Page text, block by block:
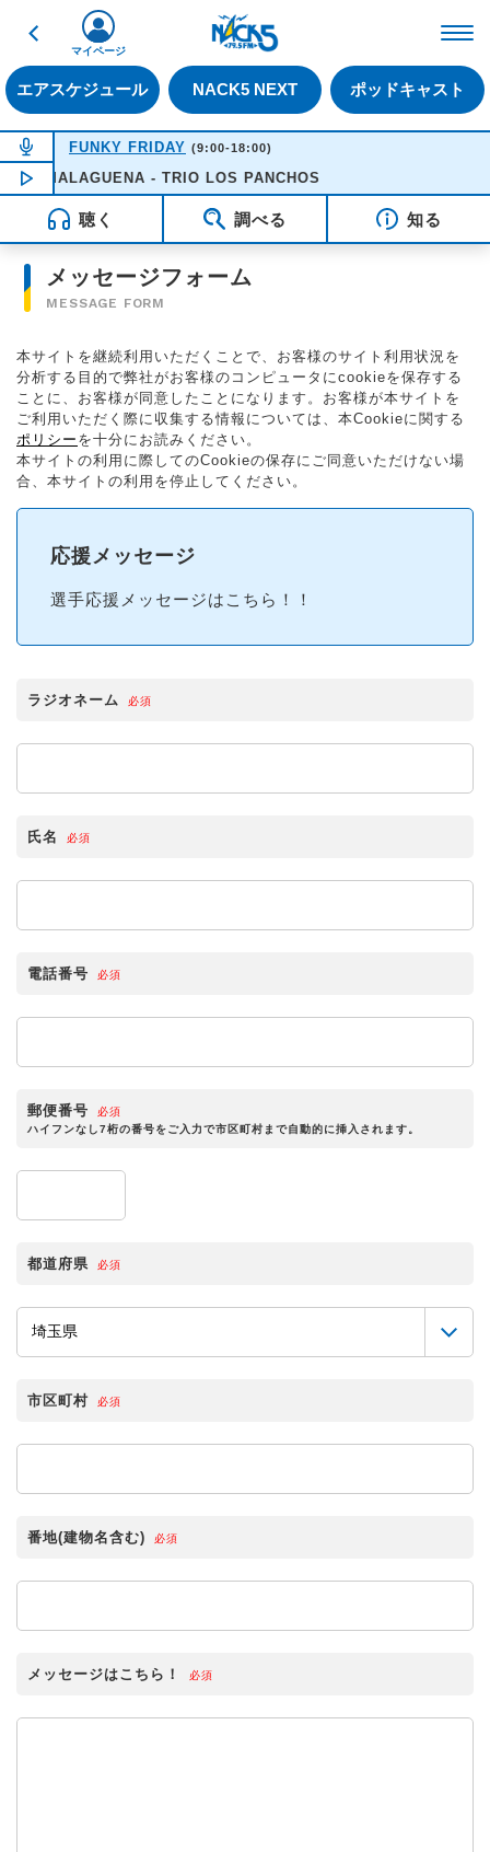
戻る
エアスケジュール NACK5 NEXT ポッドキャスト
マイページ
NOW ON AIR
FUNKY FRIDAY (9:00-18:00)
NOW PLAYING11:25
LA MALAGUENA - TRIO LOS PANCHOS
聴く 調べる 知る
メッセージフォーム
MESSAGE FORM
本サイトを継続利用いただくことで、お客様のサイト利用状況を
分析する目的で弊社がお客様のコンピュータにcookieを保存する
ことに、お客様が同意したことになります。お客様が本サイトを
ご利用いただく際に収集する情報については、本Cookieに関する
ポリシー を十分にお読みください。
本サイトの利用に際してのCookieの保存にご同意いただけない場
合、本サイトの利用を停止してください。
応援メッセージ
選手応援メッセージはこちら！！
ラジオネーム 必須
氏名 必須
電話番号 必須
郵便番号
必須
ハイフンなし7桁の番号をご入力で市区町村まで自動的に挿入されます。
都道府県 必須
市区町村 必須
番地(建物名含む) 必須
メッセージはこちら！ 必須